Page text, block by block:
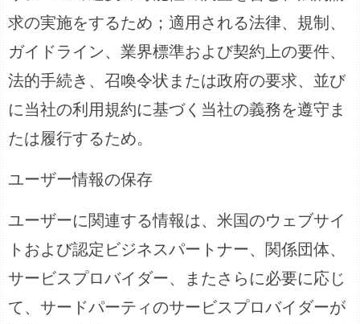
求の実施をするため；適用される法律、規制、
ガイドライン、業界標準および契約上の要件、
法的手続き、召喚令状または政府の要求、並び
に当社の利用規約に基づく当社の義務を遵守ま
たは履行するため。
ユーザー情報の保存
ユーザーに関連する情報は、米国のウェブサイ
トおよび認定ビジネスパートナー、関係団体、
サービスプロバイダー、またさらに必要に応じ
て、サードパーティのサービスプロバイダーが